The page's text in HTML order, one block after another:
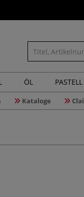
ÖL PASTELL
Kataloge